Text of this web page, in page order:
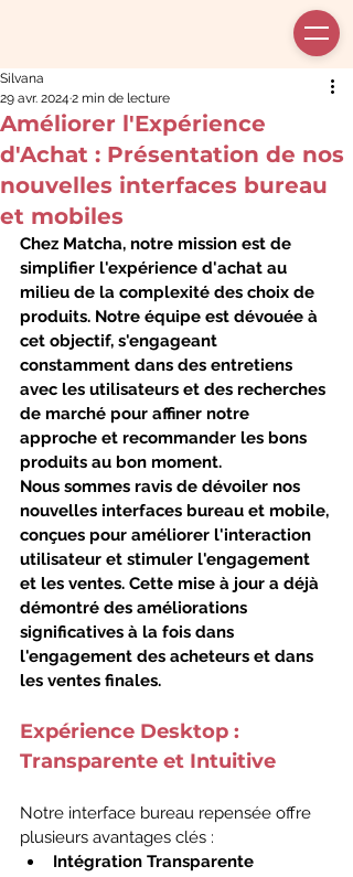
Améliorer l'Expérience
d'Achat : Présentation de nos
nouvelles interfaces bureau
et mobiles
Silvana
29 avr. 2024 2 min de lecture
Chez Matcha, notre mission est de
simplifier l'expérience d'achat au
milieu de la complexité des choix de
produits. Notre équipe est dévouée à
cet objectif, s'engageant
constamment dans des entretiens
avec les utilisateurs et des recherches
de marché pour affiner notre
approche et recommander les bons
produits au bon moment.
Nous sommes ravis de dévoiler nos
nouvelles interfaces bureau et mobile,
conçues pour améliorer l'interaction
utilisateur et stimuler l'engagement
et les ventes. Cette mise à jour a déjà
démontré des améliorations
significatives à la fois dans
l'engagement des acheteurs et dans
les ventes finales.
Expérience Desktop :
Transparente et Intuitive
Notre interface bureau repensée offre
plusieurs avantages clés :
Intégration Transparente